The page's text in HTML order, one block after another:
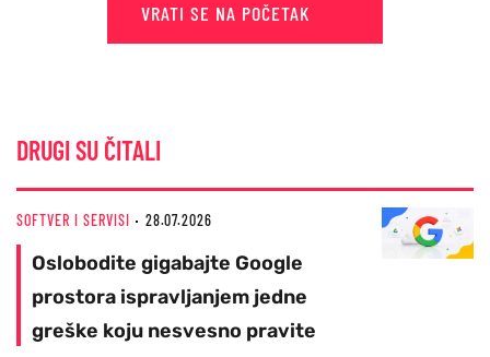
VRATI SE NA POČETAK
DRUGI SU ČITALI
SOFTVER I SERVISI 28.07.2026
Oslobodite gigabajte Google
prostora ispravljanjem jedne
greške koju nesvesno pravite